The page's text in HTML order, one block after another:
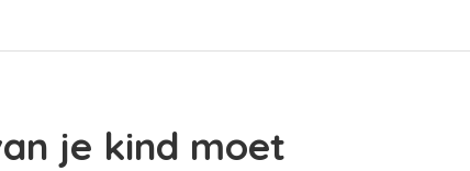
je kind moet